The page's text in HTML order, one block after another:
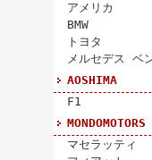
アメリカ
BMW
トヨタ
メルセデス ベ
AOSHIMA
F1
MONDOMOTORS
マセラッティ